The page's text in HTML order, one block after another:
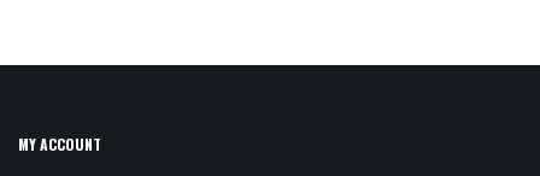
MY ACCOUNT